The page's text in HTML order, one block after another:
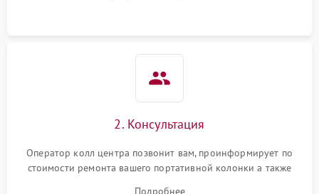
2. Консультация
Оператор колл центра позвонит вам, проинформирует по
стоимости ремонта вашего портативной колонки а также
Подробнее